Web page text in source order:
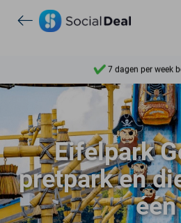
Ontdek
7 dagen per week
10+ miljoen
Ontdek
Eifelpark
pretpark en
één